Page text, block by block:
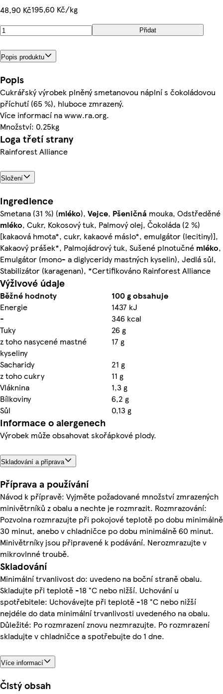
48,90 Kč195,60 Kč/kg
Přidat
Popis produktu
Popis
Cukrářský výrobek plněný smetanovou náplní s čokoládovou
příchutí (65 %), hluboce zmrazený.
Více informací na www.ra.org.
Množství: 0.25kg
Loga třetí strany
Rainforest Alliance
Složení
Ingredience
Smetana (31 %) (mléko), Vejce, Pšeničná mouka, Odstředěné
mléko, Cukr, Kokosový tuk, Palmový olej, Čokoláda (2 %)
[kakaová hmota*, cukr, kakaové máslo*, emulgátor (lecitiny)],
Kakaový prášek*, Palmojádrový tuk, Sušené plnotučné mléko,
Emulgátor (mono- a diglyceridy mastných kyselin), Jedlá sůl,
Stabilizátor (karagenan), *Certifikováno Rainforest Alliance
Výživové údaje
Běžné hodnoty
100 g obsahuje
Energie
1437 kJ
-
346 kcal
Tuky
26 g
z toho nasycené mastné
kyseliny
17 g
Sacharidy
21 g
z toho cukry
11 g
Vláknina
1,3 g
Bílkoviny
6,2 g
Sůl
0,13 g
Informace o alergenech
Výrobek může obsahovat skořápkové plody.
Skladování a příprava
Příprava a používání
Návod k přípravě: Vyjměte požadované množství zmrazených
minivětrníků z obalu a nechte je rozmrazit. Rozmrazování:
Pozvolna rozmrazujte při pokojové teplotě po dobu minimálně
30 minut, anebo v chladničce po dobu minimálně 60 minut.
Minivětrníky jsou připravené k podávání. Nerozmrazujte v
mikrovlnné troubě.
Skladování
Minimální trvanlivost do: uvedeno na boční straně obalu.
Skladujte při teplotě -18 °C nebo nižší. Uchování u
spotřebitele: Uchovávejte při teplotě -18 °C nebo nižší
nejdéle do data minimální trvanlivosti uvedeného na obalu.
Důležité: Po rozmrazení znovu nezmrazujte. Po rozmrazení
skladujte v chladničce a spotřebujte do 1 dne.
Více informací
Čistý obsah